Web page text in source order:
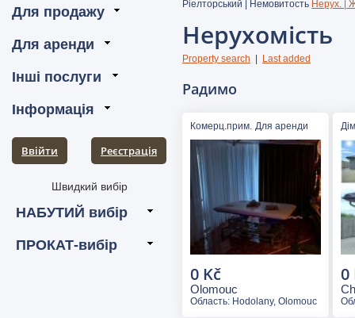
Ввійти Pеєстрація
Ріелторський | Немовитость Нерух. |
Нерухомість
Property search Last added
Радимо
Комерц.прим. Для аренди
Olomouc
0 Kč
Область: Hodolany, Olomouc
Дім
0